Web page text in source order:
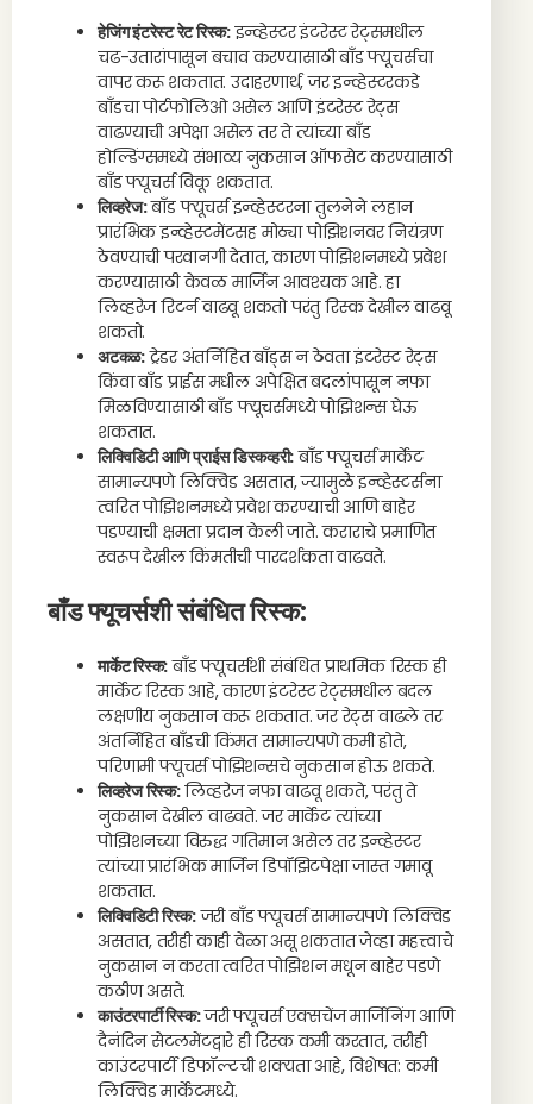
हेजिंग इंटरेस्ट रेट रिस्क:इन्व्हेस्टर इंटरेस्ट रेट्समधील
चढ-उतारांपासून बचाव करण्यासाठी बाँड फ्यूचर्सचा
वापर करू शकतात. उदाहरणार्थ, जर इन्व्हेस्टरकडे
बाँडचा पोर्टफोलिओ असेल आणि इंटरेस्ट रेट्स
वाढण्याची अपेक्षा असेल तर ते त्यांच्या बाँड
होल्डिंग्समध्ये संभाव्य नुकसान ऑफसेट करण्यासाठी
बाँड फ्यूचर्स विकू शकतात.
लिव्हरेज:बाँड फ्यूचर्स इन्व्हेस्टरना तुलनेने लहान
प्रारंभिक इन्व्हेस्टमेंटसह मोठ्या पोझिशनवर नियंत्रण
ठेवण्याची परवानगी देतात, कारण पोझिशनमध्ये प्रवेश
करण्यासाठी केवळ मार्जिन आवश्यक आहे. हा
लिव्हरेज रिटर्न वाढवू शकतो परंतु रिस्क देखील वाढवू
शकतो.
अटकळ:ट्रेडर अंतर्निहित बाँड्स न ठेवता इंटरेस्ट रेट्स
किंवा बाँड प्राईस मधील अपेक्षित बदलांपासून नफा
मिळविण्यासाठी बाँड फ्यूचर्समध्ये पोझिशन्स घेऊ
शकतात.
लिक्विडिटी आणि प्राईस डिस्कव्हरी:बाँड फ्यूचर्स मार्केट
सामान्यपणे लिक्विड असतात, ज्यामुळे इन्व्हेस्टर्सना
त्वरित पोझिशनमध्ये प्रवेश करण्याची आणि बाहेर
पडण्याची क्षमता प्रदान केली जाते. कराराचे प्रमाणित
स्वरूप देखील किंमतीची पारदर्शकता वाढवते.
बाँड फ्यूचर्सशी संबंधित रिस्क:
मार्केट रिस्क:बाँड फ्यूचर्सशी संबंधित प्राथमिक रिस्क ही
मार्केट रिस्क आहे, कारण इंटरेस्ट रेट्समधील बदल
लक्षणीय नुकसान करू शकतात. जर रेट्स वाढले तर
अंतर्निहित बाँडची किंमत सामान्यपणे कमी होते,
परिणामी फ्यूचर्स पोझिशन्सचे नुकसान होऊ शकते.
लिव्हरेज रिस्क:लिव्हरेज नफा वाढवू शकते, परंतु ते
नुकसान देखील वाढवते. जर मार्केट त्यांच्या
पोझिशनच्या विरुद्ध गतिमान असेल तर इन्व्हेस्टर
त्यांच्या प्रारंभिक मार्जिन डिपॉझिटपेक्षा जास्त गमावू
शकतात.
लिक्विडिटी रिस्क:जरी बाँड फ्यूचर्स सामान्यपणे लिक्विड
असतात, तरीही काही वेळा असू शकतात जेव्हा महत्त्वाचे
नुकसान न करता त्वरित पोझिशन मधून बाहेर पडणे
कठीण असते.
काउंटरपार्टी रिस्क:जरी फ्यूचर्स एक्सचेंज मार्जिनिंग आणि
दैनंदिन सेटलमेंटद्वारे ही रिस्क कमी करतात, तरीही
काउंटरपार्टी डिफॉल्टची शक्यता आहे, विशेषत: कमी
लिक्विड मार्केटमध्ये.